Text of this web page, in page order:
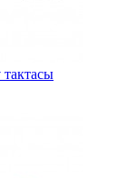
тактасы